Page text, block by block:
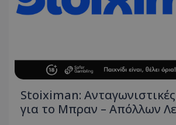
Stoiximan:
για το Μπραν – Απόλλων